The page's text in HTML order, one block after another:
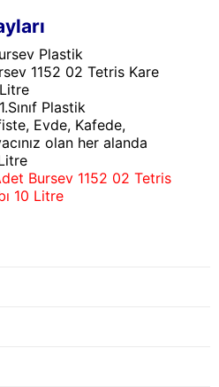
Plastik
1152 02 Tetris Kare
1.Sınıf Plastik
Evde, Kafede,
olan her alanda
Bursev 1152 02 Tetris
10 Litre